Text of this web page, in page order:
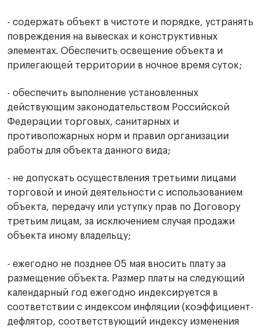
- содержать объект в чистоте и порядке, устранять
повреждения на вывесках и конструктивных
элементах. Обеспечить освещение объекта и
прилегающей территории в ночное время суток;
- обеспечить выполнение установленных
действующим законодательством Российской
Федерации торговых, санитарных и
противопожарных норм и правил организации
работы для объекта данного вида;
- не допускать осуществления третьими лицами
торговой и иной деятельности с использованием
объекта, передачу или уступку прав по Договору
третьим лицам, за исключением случая продажи
объекта иному владельцу;
- ежегодно не позднее 05 мая вносить плату за
размещение объекта. Размер платы на следующий
календарный год ежегодно индексируется в
соответствии с индексом инфляции (коэффициент-
дефлятор, соответствующий индексу изменения